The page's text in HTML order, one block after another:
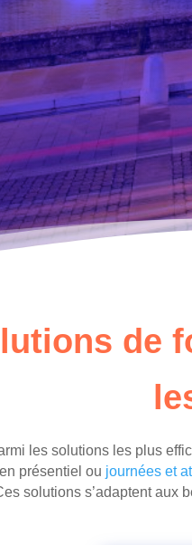
de
les solutions les plus
en présentiel ou journées et
solutions s’adaptent aux